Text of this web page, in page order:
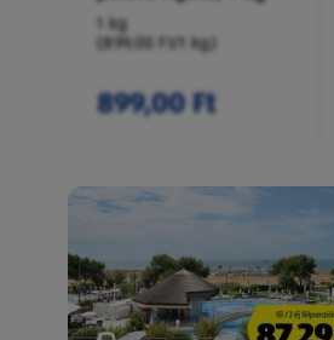
1 kg
(899,00 Ft/1 kg)
899,00 Ft